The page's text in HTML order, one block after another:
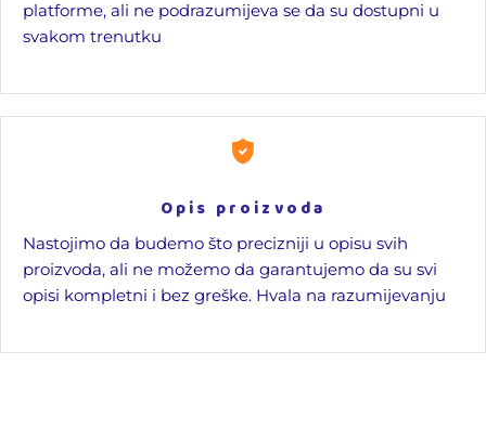
platforme, ali ne podrazumijeva se da su dostupni u
svakom trenutku
Opis proizvoda
Nastojimo da budemo što precizniji u opisu svih
proizvoda, ali ne možemo da garantujemo da su svi
opisi kompletni i bez greške. Hvala na razumijevanju